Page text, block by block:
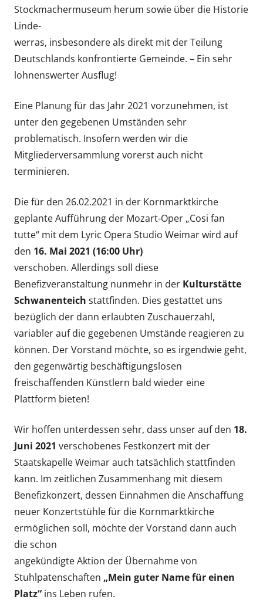
Stockmachermuseum herum sowie über die Historie
Linde-
werras, insbesondere als direkt mit der Teilung
Deutschlands konfrontierte Gemeinde. – Ein sehr
lohnenswerter Ausflug!
Eine Planung für das Jahr 2021 vorzunehmen, ist
unter den gegebenen Umständen sehr
problematisch. Insofern werden wir die
Mitgliederversammlung vorerst auch nicht
terminieren.
Die für den 26.02.2021 in der Kornmarktkirche
geplante Aufführung der Mozart-Oper „Cosi fan
tutte“ mit dem Lyric Opera Studio Weimar wird auf
den 16. Mai 2021 (16:00 Uhr)
verschoben. Allerdings soll diese
Benefizveranstaltung nunmehr in der Kulturstätte
Schwanenteich stattfinden. Dies gestattet uns
bezüglich der dann erlaubten Zuschauerzahl,
variabler auf die gegebenen Umstände reagieren zu
können. Der Vorstand möchte, so es irgendwie geht,
den gegenwärtig beschäftigungslosen
freischaffenden Künstlern bald wieder eine
Plattform bieten!
Wir hoffen unterdessen sehr, dass unser auf den 18.
Juni 2021 verschobenes Festkonzert mit der
Staatskapelle Weimar auch tatsächlich stattfinden
kann. Im zeitlichen Zusammenhang mit diesem
Benefizkonzert, dessen Einnahmen die Anschaffung
neuer Konzertstühle für die Kornmarktkirche
ermöglichen soll, möchte der Vorstand dann auch
die schon
angekündigte Aktion der Übernahme von
Stuhlpatenschaften „Mein guter Name für einen
Platz“ ins Leben rufen.